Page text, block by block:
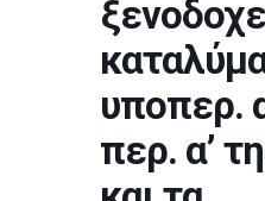
υποπερ.
περ. α’